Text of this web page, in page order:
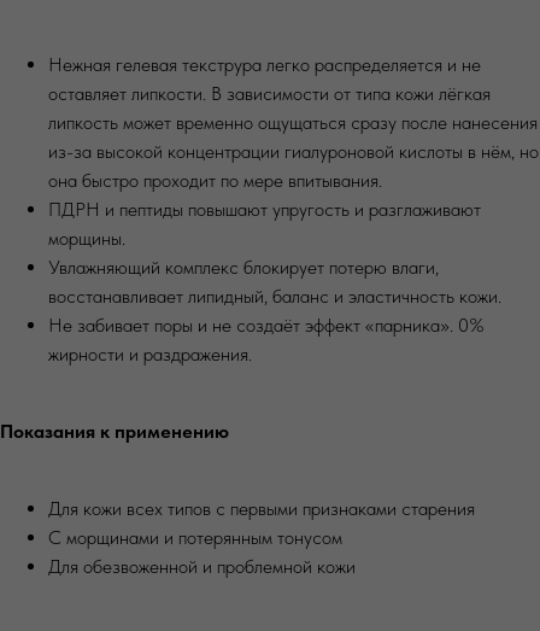
Нежная гелевая текструра легко распределяется и не
оставляет липкости. В зависимости от типа кожи лёгкая
липкость может временно ощущаться сразу после нанесения
из-за высокой концентрации гиалуроновой кислоты в нём, но
она быстро проходит по мере впитывания.
ПДРН и пептиды повышают упругость и разглаживают
морщины.
Увлажняющий комплекс блокирует потерю влаги,
восстанавливает липидный, баланс и эластичность кожи.
Не забивает поры и не создаёт эффект «парника». 0%
жирности и раздражения.
Показания к применению
Для кожи всех типов с первыми признаками старения
С морщинами и потерянным тонусом
Для обезвоженной и проблемной кожи